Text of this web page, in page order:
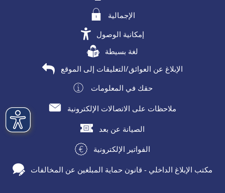
الإجمالية
إمكانية الوصول
لغة بسيطة
الإبلاغ عن العوائق/التعليقات إلى الموقع
حقك في المعلومات
ملاحظات على الاتصالات الإلكترونية
الصيانة عن بعد
الفواتير الإلكترونية
مكتب الإبلاغ الداخلي - قانون حماية المبلغين عن المخالفات